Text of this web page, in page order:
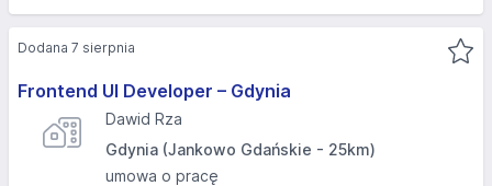
Frontend UI Developer – Gdynia
Dawid Rza
Gdynia (Jankowo Gdańskie - 25km)
umowa o pracę
Dodana 7 sierpnia